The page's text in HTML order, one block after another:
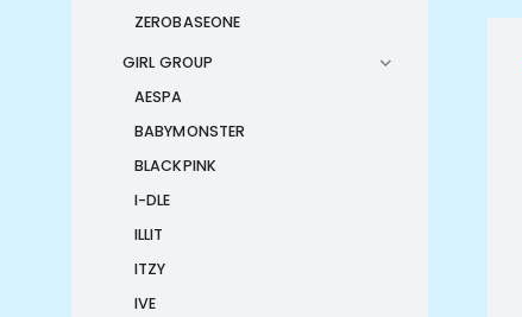
ZEROBASEONE
GIRL GROUP
AESPA
BABYMONSTER
BLACKPINK
I-DLE
ILLIT
ITZY
IVE